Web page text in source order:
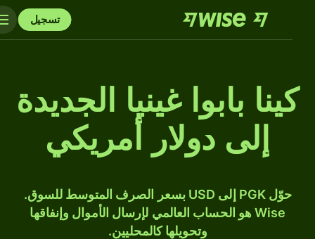
تسجيل
كينا بابوا غينيا الجديدة
إلى دولار أمريكي
حوّل PGK إلى USD بسعر الصرف المتوسط للسوق.
Wise هو الحساب العالمي لإرسال الأموال وإنفاقها
وتحويلها كالمحليين.